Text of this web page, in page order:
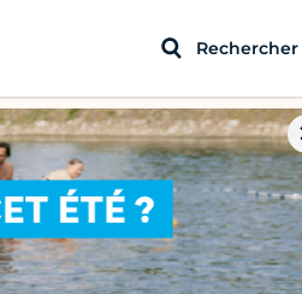
Rechercher